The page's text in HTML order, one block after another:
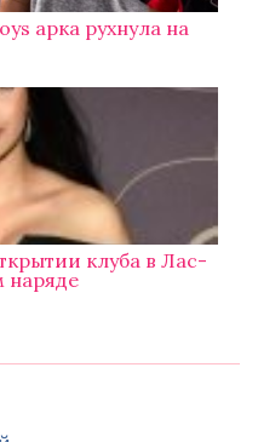
арка рухнула на
клуба в Лас-
наряде